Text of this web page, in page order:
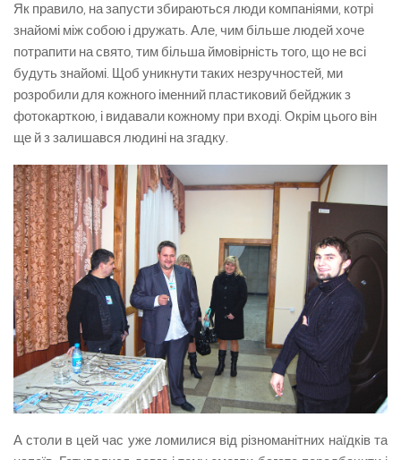
Як правило, на запусти збираються люди компаніями, котрі
знайомі між собою і дружать. Але, чим більше людей хоче
потрапити на свято, тим більша ймовірність того, що не всі
будуть знайомі. Щоб уникнути таких незручностей, ми
розробили для кожного іменний пластиковий бейджик з
фотокарткою, і видавали кожному при вході. Окрім цього він
ще й з залишався людині на згадку.
А столи в цей час уже ломилися від різноманітних наїдків та